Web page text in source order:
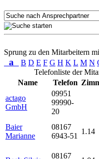
Sprung zu den Mitarbeitern
a B D E F G H K L M N
Telefonliste der
Name
Telefon
actago
GmbH
09951
99990-
20
Baier
Marianne
08167
6943-51
1.14
08167